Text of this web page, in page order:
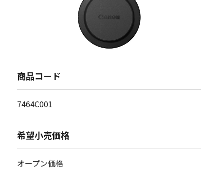
商品コード
7464C001
希望小売価格
オープン価格